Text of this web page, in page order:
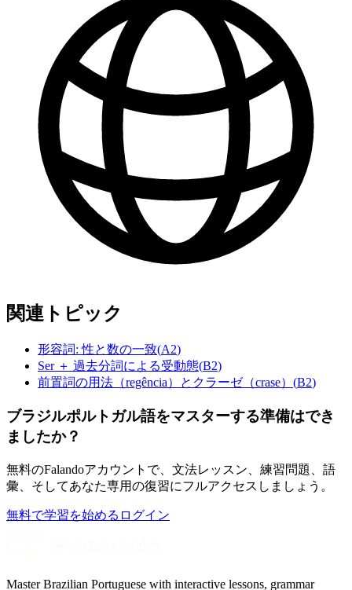
関連トピック
形容詞: 性と数の一致(A2)
Ser ＋ 過去分詞による受動態(B2)
前置詞の用法（regência）とクラーゼ（crase） (B2)
ブラジルポルトガル語をマスターする準備はでき
ましたか？
無料のFalandoアカウントで、文法レッスン、練習問題、語
彙、そしてあなた専用の復習にフルアクセスしましょう。
無料で学習を始める ログイン
Master Brazilian Portuguese with interactive lessons, grammar